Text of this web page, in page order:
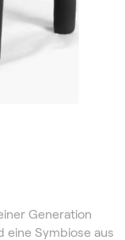
Generation
eine Symbiose aus